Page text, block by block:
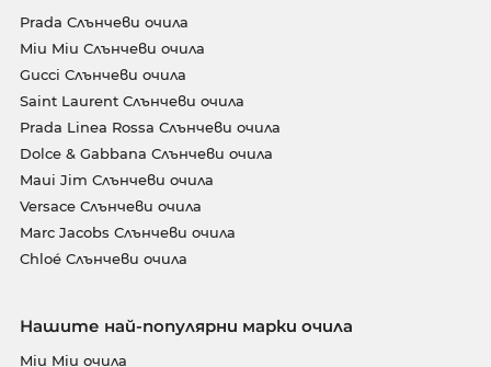
Prada Слънчеви очила
Miu Miu Слънчеви очила
Gucci Слънчеви очила
Saint Laurent Слънчеви очила
Prada Linea Rossa Слънчеви очила
Dolce & Gabbana Слънчеви очила
Maui Jim Слънчеви очила
Versace Слънчеви очила
Marc Jacobs Слънчеви очила
Chloé Слънчеви очила
Нашите най-популярни марки очила
Miu Miu очила